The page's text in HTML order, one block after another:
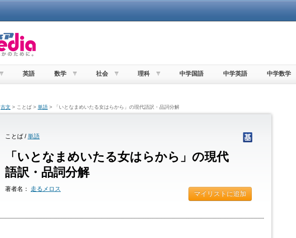
英語 数学 社会 理科 中学国語 中学英語 中学数学
古文 > ことば > 単語 > 「いとなまめいたる女はらから」の現代語訳・品詞分解
ことば /単語
「いとなまめいたる女はらから」の現代
語訳・品詞分解
著者名： 走るメロス
マイリストに追加